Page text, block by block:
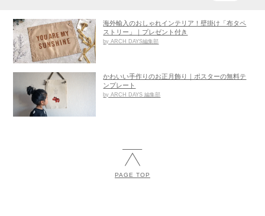
海外輸入のおしゃれインテリア！壁掛け「布タペ
ストリー」｜プレゼント付き
by ARCH DAYS編集部
かわいい手作りのお正月飾り｜ポスターの無料テ
ンプレート
by ARCH DAYS 編集部
PAGE TOP